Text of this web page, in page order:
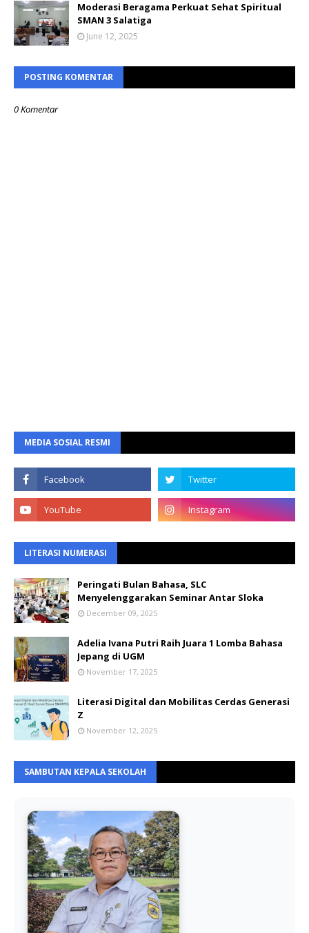
Moderasi Beragama Perkuat Sehat Spiritual
SMAN 3 Salatiga
June 12, 2025
POSTING KOMENTAR
0 Komentar
MEDIA SOSIAL RESMI
LITERASI NUMERASI
Peringati Bulan Bahasa, SLC
Menyelenggarakan Seminar Antar Sloka
December 09, 2025
Adelia Ivana Putri Raih Juara 1 Lomba Bahasa
Jepang di UGM
November 17, 2025
Literasi Digital dan Mobilitas Cerdas Generasi
Z
November 12, 2025
SAMBUTAN KEPALA SEKOLAH